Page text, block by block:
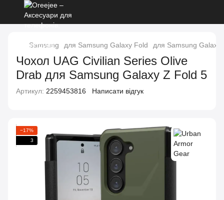
Samsung для Samsung Galaxy Fold для Samsung Galaxy
Чохол UAG Civilian Series Olive
Drab для Samsung Galaxy Z Fold 5
Артикул: 2259453816 Написати відгук
−17%
3